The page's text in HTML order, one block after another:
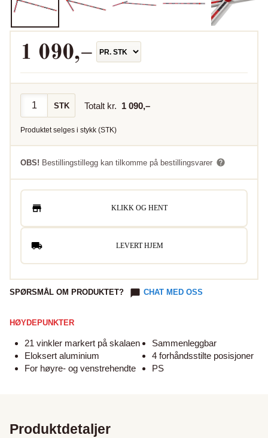
1 090,–
STK Totalt kr. 1 090,–
Produktet selges i stykk (STK)
OBS! Bestillingstillegg kan tilkomme på bestillingsvarer
KLIKK OG HENT
LEVERT HJEM
SPØRSMÅL OM PRODUKTET? CHAT MED OSS
HØYDEPUNKTER
21 vinkler markert på skalaen
Eloksert aluminium
For høyre- og venstrehendte
Sammenleggbar
4 forhåndsstilte posisjoner
PS
Produktdetaljer